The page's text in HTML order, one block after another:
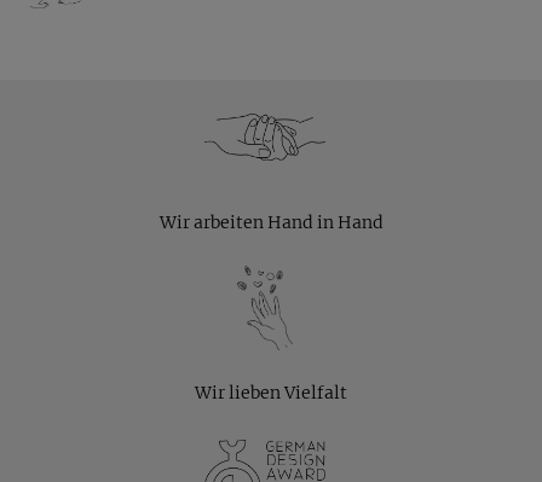
Wir arbeiten Hand in Hand
Wir lieben Vielfalt